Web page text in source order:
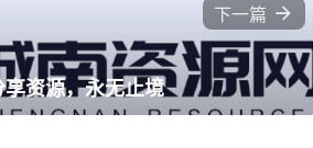
下一篇
资源，永无止境